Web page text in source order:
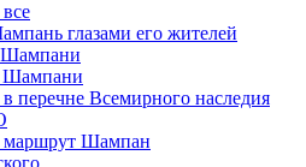
глазами его жителей
Шампани
Шампани
перечне Всемирного наследия
маршрут Шампан